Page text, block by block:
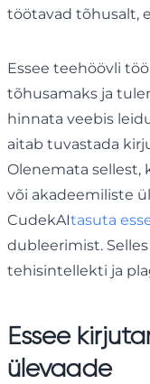
töötavad tõhusalt,
Essee teehöövli
tõhusamaks ja
hinnata veebis
aitab tuvastada
Olenemata sellest,
või akadeemiliste
CudekAItasuta
dubleerimist.
tehisintellekti ja
Essee
ülevaade